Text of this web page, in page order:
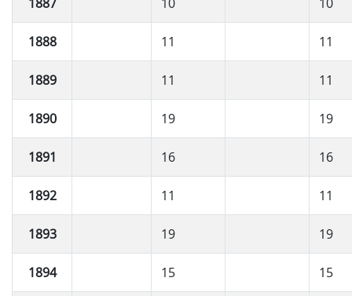
1888 11 11
1889 11 11
1890 19 19
1891 16 16
1892 11 11
1893 19 19
1894 15 15